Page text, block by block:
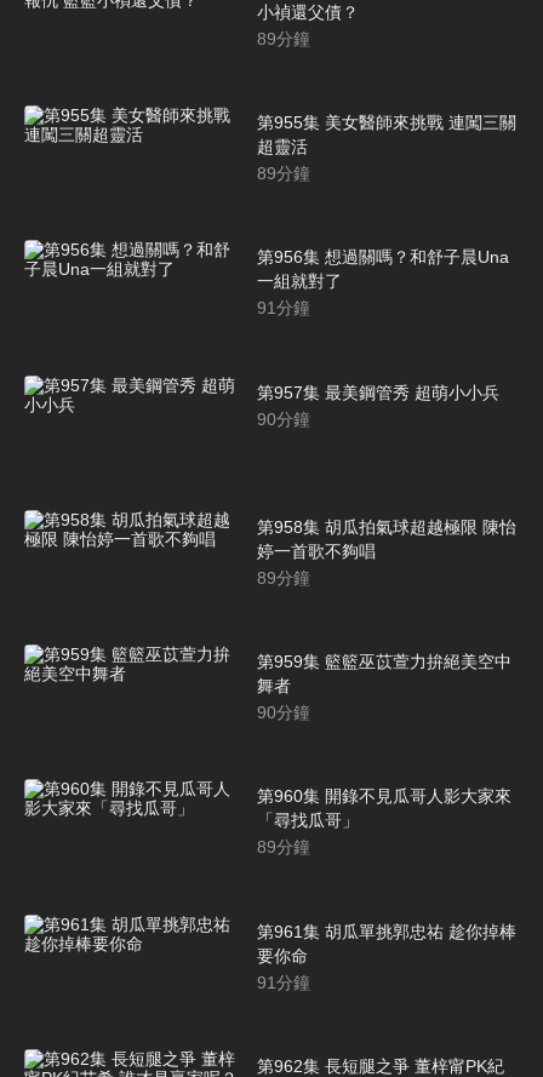
小禎還父債？
89分鐘
第955集 美女醫師來挑戰 連闖三關
超靈活
89分鐘
第956集 想過關嗎？和舒子晨Una
一組就對了
91分鐘
第957集 最美鋼管秀 超萌小小兵
90分鐘
第958集 胡瓜拍氣球超越極限 陳怡
婷一首歌不夠唱
89分鐘
第959集 籃籃巫苡萱力拚絕美空中
舞者
90分鐘
第960集 開錄不見瓜哥人影大家來
「尋找瓜哥」
89分鐘
第961集 胡瓜單挑郭忠祐 趁你掉棒
要你命
91分鐘
第962集 長短腿之爭 董梓甯PK紀